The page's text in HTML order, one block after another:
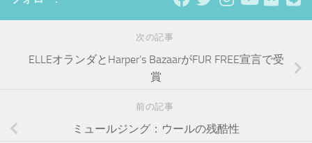
次の記事
ELLEオランダとHarper’s BazaarがFUR FREE宣言で受
賞
前の記事
ミュールジング：ウールの残酷性